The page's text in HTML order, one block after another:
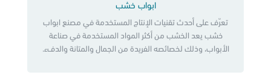
ابواب خشب
تعرّف على أحدث تقنيات الإنتاج المستخدمة في مصنع ابواب
خشب يعد الخشب من أكثر المواد المستخدمة في صناعة
الأبواب، وذلك لخصائصه الفريدة من الجمال والمتانة والدفء.